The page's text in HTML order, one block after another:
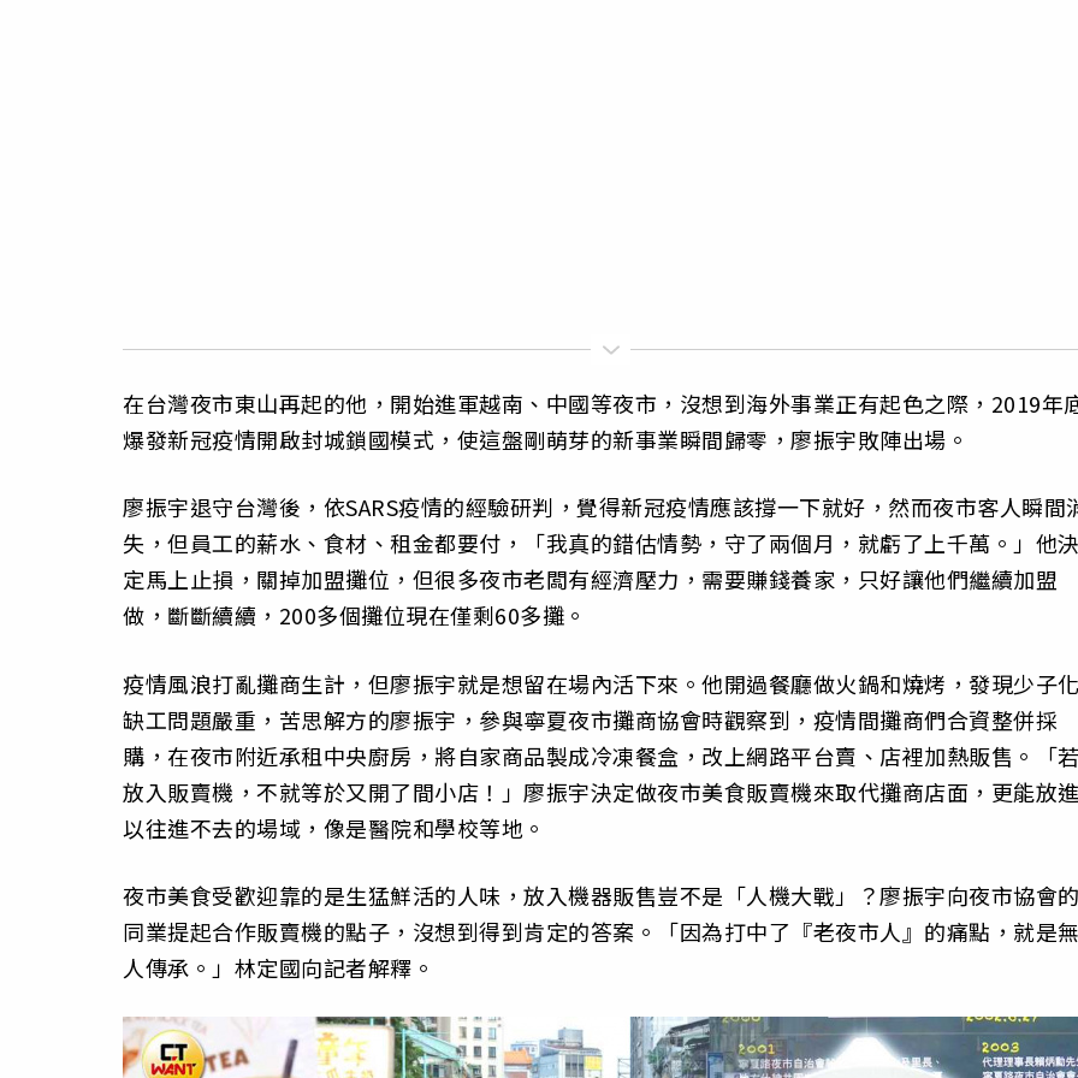
在台灣夜市東山再起的他，開始進軍越南、中國等夜市，沒想到海外事業正有起色之際，2019年
爆發新冠疫情開啟封城鎖國模式，使這盤剛萌芽的新事業瞬間歸零，廖振宇敗陣出場。
廖振宇退守台灣後，依SARS疫情的經驗研判，覺得新冠疫情應該撐一下就好，然而夜市客人瞬間
失，但員工的薪水、食材、租金都要付，「我真的錯估情勢，守了兩個月，就虧了上千萬。」他
定馬上止損，關掉加盟攤位，但很多夜市老闆有經濟壓力，需要賺錢養家，只好讓他們繼續加盟
做，斷斷續續，200多個攤位現在僅剩60多攤。
疫情風浪打亂攤商生計，但廖振宇就是想留在場內活下來。他開過餐廳做火鍋和燒烤，發現少子
缺工問題嚴重，苦思解方的廖振宇，參與寧夏夜市攤商協會時觀察到，疫情間攤商們合資整併採
購，在夜市附近承租中央廚房，將自家商品製成冷凍餐盒，改上網路平台賣、店裡加熱販售。「
放入販賣機，不就等於又開了間小店！」廖振宇決定做夜市美食販賣機來取代攤商店面，更能放
以往進不去的場域，像是醫院和學校等地。
夜市美食受歡迎靠的是生猛鮮活的人味，放入機器販售豈不是「人機大戰」？廖振宇向夜市協會
同業提起合作販賣機的點子，沒想到得到肯定的答案。「因為打中了『老夜市人』的痛點，就是
人傳承。」林定國向記者解釋。